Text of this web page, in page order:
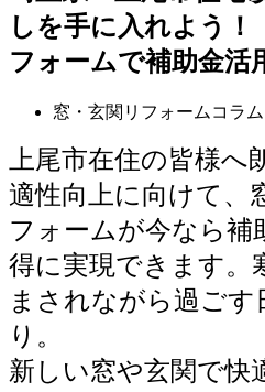
しを手に入れよう
フォームで補助金活
窓・玄関リフォームコラム
上尾市在住の皆様へ
適性向上に向けて、
フォームが今なら補
得に実現できます。
まされながら過ごす
り。
新しい窓や玄関で快